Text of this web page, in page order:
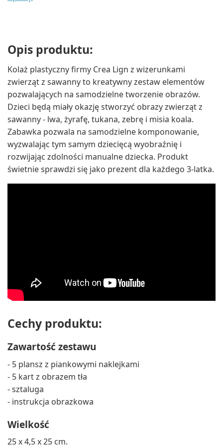
Opis produktu:
Kolaż plastyczny firmy Crea Lign z wizerunkami
zwierząt z sawanny to kreatywny zestaw elementów
pozwalających na samodzielne tworzenie obrazów.
Dzieci będą miały okazję stworzyć obrazy zwierząt z
sawanny - lwa, żyrafę, tukana, zebrę i misia koala.
Zabawka pozwala na samodzielne komponowanie,
wyzwalając tym samym dziecięcą wyobraźnię i
rozwijając zdolności manualne dziecka. Produkt
świetnie sprawdzi się jako prezent dla każdego 3-latka.
Cechy produktu:
Zawartość zestawu
- 5 plansz z piankowymi naklejkami
- 5 kart z obrazem tła
- sztaluga
- instrukcja obrazkowa
Wielkość
25 x 4,5 x 25 cm.